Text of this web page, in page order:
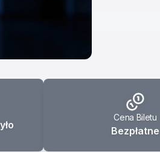
Cena Biletu
Bezpłatne